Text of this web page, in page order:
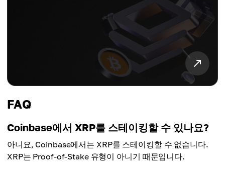
FAQ
Coinbase에서 XRP를 스테이킹할 수 있나요?
아니요, Coinbase에서는 XRP를 스테이킹할 수 없습니다.
XRP는 Proof-of-Stake 유형이 아니기 때문입니다.